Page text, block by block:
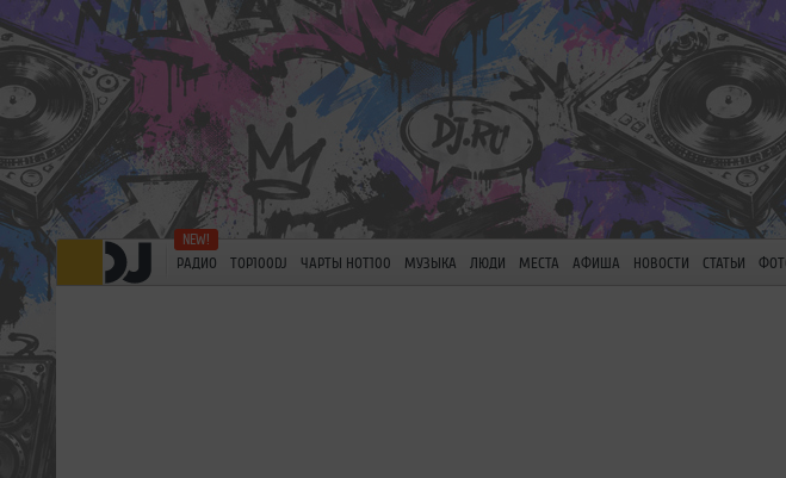
РАДИО TOP100DJ ЧАРТЫ HOT100 МУЗЫКА ЛЮДИ МЕСТА АФИША НОВОСТИ СТАТЬИ